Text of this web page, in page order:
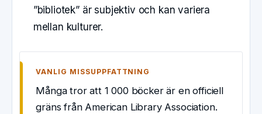
”bibliotek” är subjektiv och kan variera
mellan kulturer.
VANLIG MISSUPPFATTNING
Många tror att 1 000 böcker är en officiell
gräns från American Library Association.